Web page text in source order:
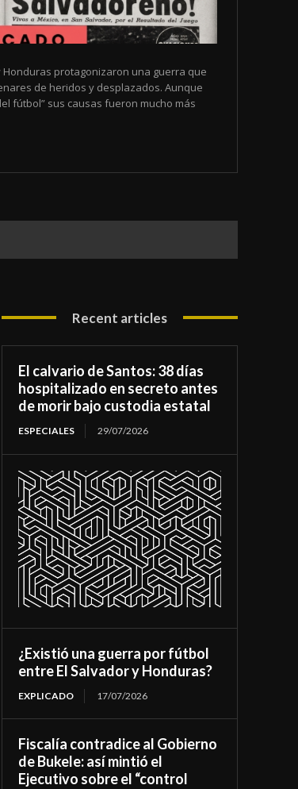
Honduras protagonizaron una guerra que
de heridos y desplazados. Aunque
fútbol” sus causas fueron mucho más
Recent articles
El calvario de Santos: 38 días
hospitalizado en secreto antes
de morir bajo custodia estatal
ESPECIALES 29/07/2026
¿Existió una guerra por fútbol
entre El Salvador y Honduras?
EXPLICADO 17/07/2026
Fiscalía contradice al Gobierno
de Bukele: así mintió el
Ejecutivo sobre el “control